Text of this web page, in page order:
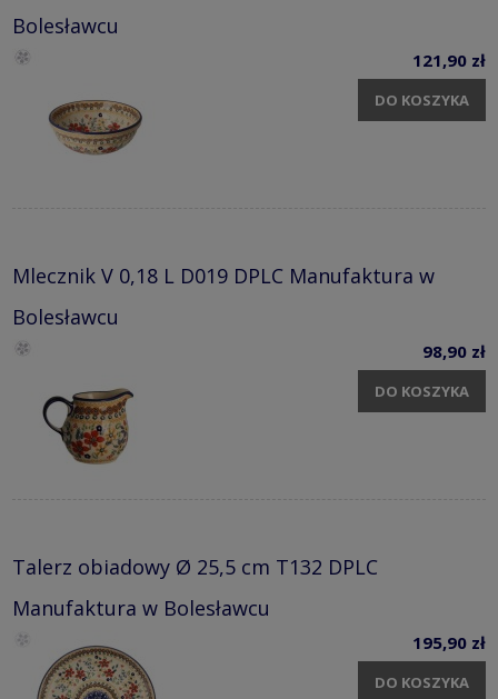
Bolesławcu
121,90 zł
DO KOSZYKA
Mlecznik V 0,18 L D019 DPLC Manufaktura w
Bolesławcu
98,90 zł
DO KOSZYKA
Talerz obiadowy Ø 25,5 cm T132 DPLC
Manufaktura w Bolesławcu
195,90 zł
DO KOSZYKA